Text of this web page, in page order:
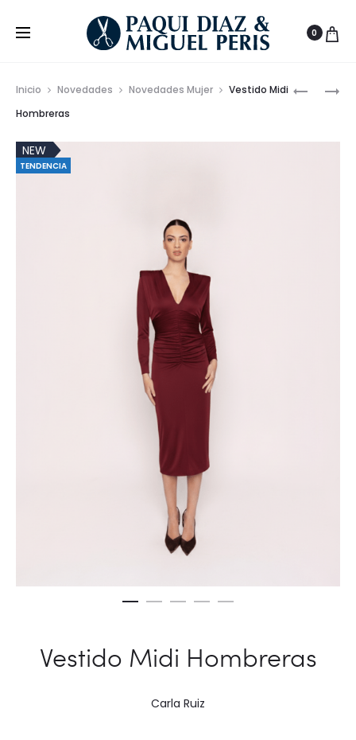
0
VESTIDO
Inicio Novedades Novedades Mujer
Vestido Midi
Hombreras
TENDENCIA
NEW
Vestido Midi Hombreras
Carla Ruiz